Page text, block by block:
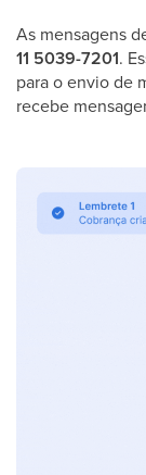
As mensagens
11 5039-7201.
para o envio de
recebe